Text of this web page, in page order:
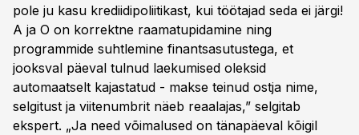
pole ju kasu krediidipoliitikast, kui töötajad seda ei järgi!
A ja O on korrektne raamatupidamine ning
programmide suhtlemine finantsasutustega, et
jooksval päeval tulnud laekumised oleksid
automaatselt kajastatud - makse teinud ostja nime,
selgitust ja viitenumbrit näeb reaalajas,” selgitab
ekspert. „Ja need võimalused on tänapäeval kõigil